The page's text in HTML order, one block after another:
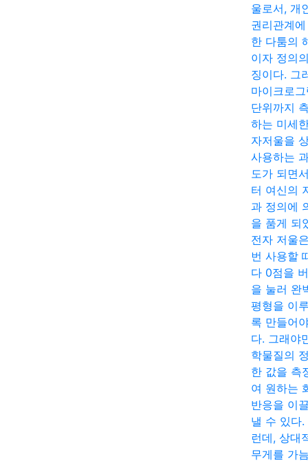
울로서, 개
권리관계
한 다툼의
이자 정의
징이다. 그
마이크로
단위까지
하는 미세
자저울을
사용하는
도가 되면
터 여신의
과 정의에
을 품게 되
전자 저울
번 사용할
다 0점을
을 눌러 완
평형을 이
록 만들어
다. 그래야
학물질의
한 값을 측
여 원하는
반응을 이
낼 수 있다.
런데, 상대
무게를 가